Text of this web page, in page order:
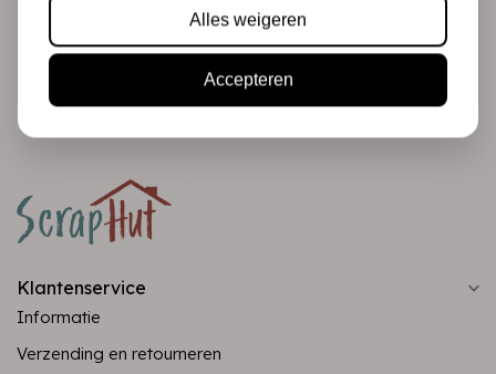
Klantenservice
Informatie
Verzending en retourneren
Alles weigeren
Accepteren